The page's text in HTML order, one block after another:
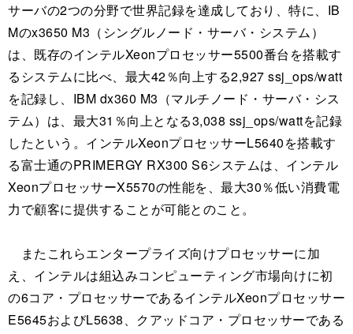
サーバの2つの分野で世界記録を達成しており、特に、IB
Mのx3650 M3（シングルノード・サーバ・システム）
は、既存のインテルXeonプロセッサー5500番台を搭載す
るシステムに比べ、最大42％向上する2,927 ssj_ops/watt
を記録し、IBM dx360 M3（マルチノード・サーバ・シス
テム）は、最大31％向上となる3,038 ssj_ops/wattを記録
したという。インテルXeonプロセッサーL5640を搭載す
る富士通のPRIMERGY RX300 S6システムは、インテル
XeonプロセッサーX5570の性能を、最大30％低い消費電
力で顧客に提供することが可能とのこと。
またこれらエンタープライズ向けプロセッサーに加
え、インテルは組込みコンピューティング市場向けに初
の6コア・プロセッサーであるインテルXeonプロセッサー
E5645およびL5638、クアッドコア・プロセッサーである